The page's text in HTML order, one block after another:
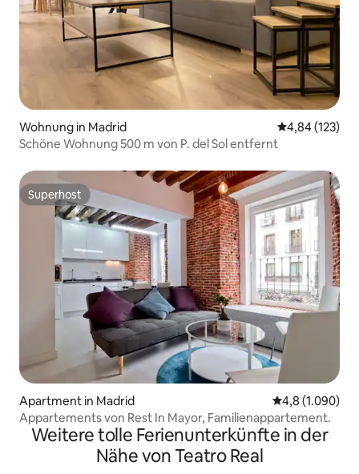
Wohnung in Madrid
4,84 (123)
Schöne Wohnung 500 m von P. del Sol entfernt
Superhost
Superhost
Apartment in Madrid
4,8 (1.090)
Appartements von Rest In Mayor, Familienappartement.
Weitere tolle Ferienunterkünfte in der
Nähe von Teatro Real